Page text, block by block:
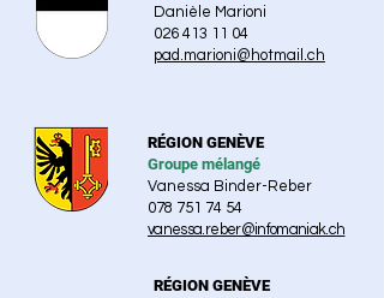
Danièle Marioni
026 413 11 04
pad.marioni@hotmail.ch
RÉGION GENÈVE
Groupe mélangé
Vanessa Binder-Reber
078 751 74 54
vanessa.reber@infomaniak.ch
RÉGION GENÈVE